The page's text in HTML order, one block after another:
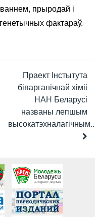
прыродай і
фактараў.
Праект Інстытута
біяарганічнай хіміі
НАН Беларусі
названы лепшым